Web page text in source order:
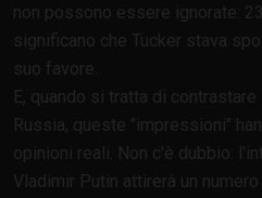
non possono essere ignorate:
significano che Tucker stava
suo favore.
E, quando si tratta di
Russia, queste "impressioni"
opinioni reali. Non c'è dubbio:
Vladimir Putin attirerà un